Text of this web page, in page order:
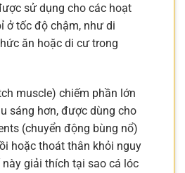
sử dụng cho các hoạt
ở tốc độ chậm, như di
ăn hoặc di cư trong
muscle) chiếm phần lớn
sáng hơn, được dùng cho
(chuyển động bùng nổ)
hoặc thoát thân khỏi nguy
giải thích tại sao cá lóc